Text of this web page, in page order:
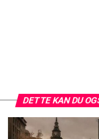
DETTE KAN DU